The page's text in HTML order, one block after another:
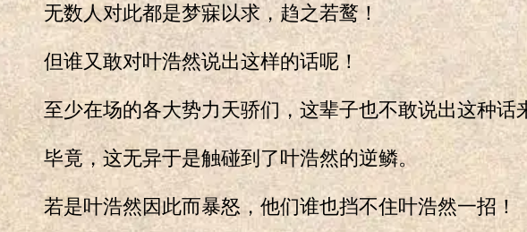
无数人对此都是梦寐以求，趋之若鹜！
但谁又敢对叶浩然说出这样的话呢！
至少在场的各大势力天骄们，这辈子也不敢说出这种话
毕竟，这无异于是触碰到了叶浩然的逆鳞。
若是叶浩然因此而暴怒，他们谁也挡不住叶浩然一招！